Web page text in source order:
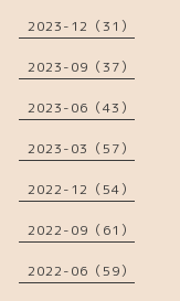
2023-12（31）
2023-09（37）
2023-06（43）
2023-03（57）
2022-12（54）
2022-09（61）
2022-06（59）